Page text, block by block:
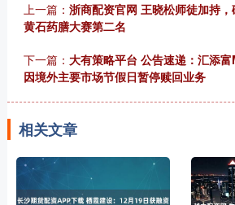
上一篇： 浙商配资官网 王晓松师徒加持
黄石药膳大赛第二名
下一篇： 大有策略平台 公告速递：汇添
因境外主要市场节假日暂停赎回业务
相关文章